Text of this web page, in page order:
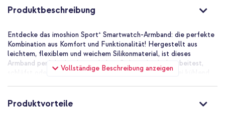
Produktbeschreibung
Vollständige Beschreibung anzeigen
Entdecke das imoshion Sport⁺ Smartwatch-Armband: die perfekte
Kombination aus Komfort und Funktionalität! Hergestellt aus
leichtem, flexiblem und weichem Silikonmaterial, ist dieses
Armband perfekt für den täglichen Gebrauch, ob du arbeitest,
schläfst oder Sport treibst. Das Lochmuster wirkt dabei kühlend,
Sportlich und sicher
Produktvorteile